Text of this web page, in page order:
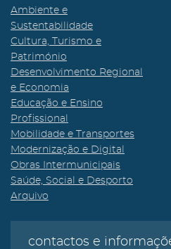
Ambiente e
Sustentabilidade
Cultura, Turismo e
Património
Desenvolvimento Regional
e Economia
Educação e Ensino
Profissional
Mobilidade e Transportes
Modernização e Digital
Obras Intermunicipais
Saúde, Social e Desporto
Arquivo
contactos e